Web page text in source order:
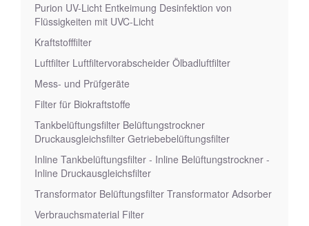
Purion UV-Licht Entkeimung Desinfektion von
Flüssigkeiten mit UVC-Licht
Kraftstofffilter
Luftfilter Luftfiltervorabscheider Ölbadluftfilter
Mess- und Prüfgeräte
Filter für Biokraftstoffe
Tankbelüftungsfilter Belüftungstrockner
Druckausgleichsfilter Getriebebelüftungsfilter
Inline Tankbelüftungsfilter - Inline Belüftungstrockner -
Inline Druckausgleichsfilter
Transformator Belüftungsfilter Transformator Adsorber
Verbrauchsmaterial Filter